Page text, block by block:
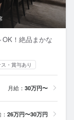
OK！絶品まかな
・賞与あり
月給： 30万円〜
26万円〜30万円